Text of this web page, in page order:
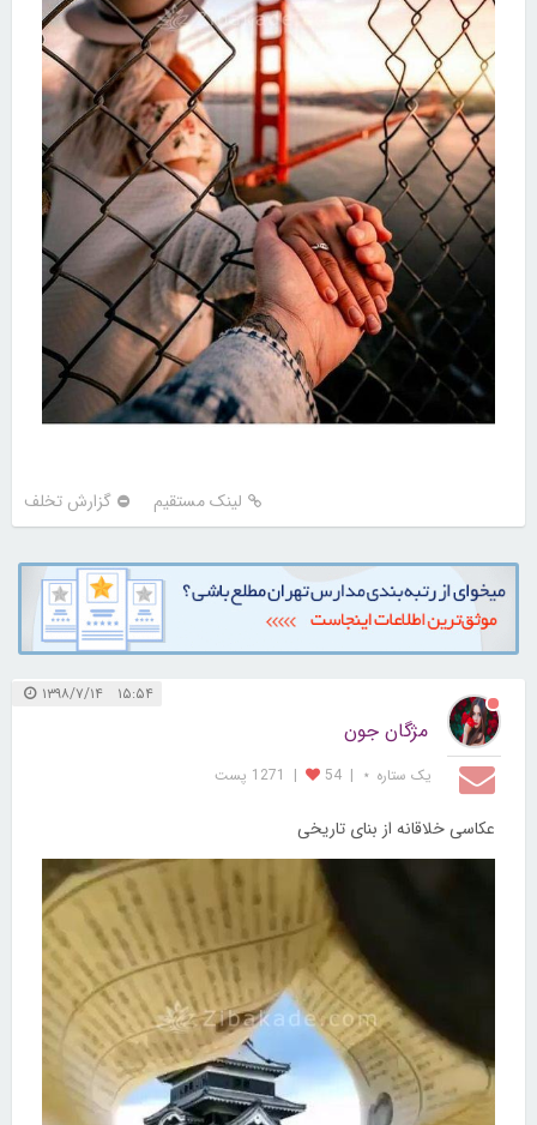
لینک مستقیم گزارش تخلف
۱۵:۵۴ ۱۳۹۸/۷/۱۴
مژگان جون
یک ستاره ⋆ |
54
| 1271 پست
عکاسی خلاقانه از بنای تاریخی